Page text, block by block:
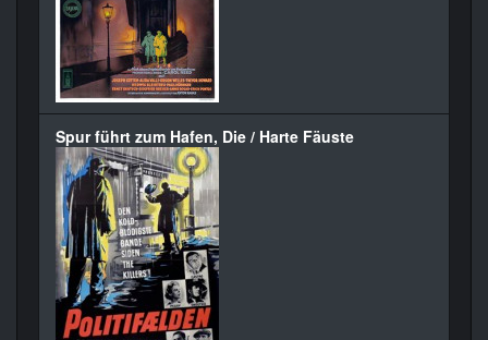
Spur führt zum Hafen, Die / Harte Fäuste